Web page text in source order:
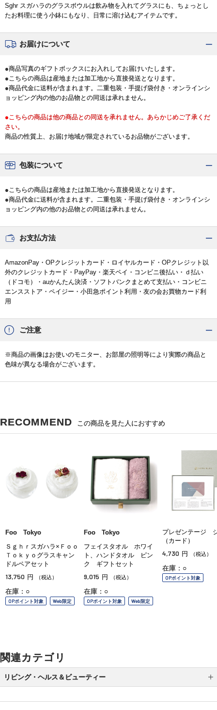
Sghr スガハラのグラスボウルは飲み物を入れてグラスにも、ちょっとし
たお料理に使う小鉢にもなり、日常に溶け込むアイテムです。
お届けについて
●商品写真のギフトボックスにお入れしてお届けいたします。
●こちらの商品は産地または加工地から直接発送となります。
●商品代金に送料が含まれます。二重包装・手提げ袋付き・オンラインシ
ョッピング内の他のお品物との同送は承れません。
●こちらの商品は他の商品との同送を承れません。あらかじめご了承くだ
さい。
商品の性質上、お届け地域が限定されているお品物がございます。
包装について
●こちらの商品は産地または加工地から直接発送となります。
●商品代金に送料が含まれます。二重包装・手提げ袋付き・オンラインシ
ョッピング内の他のお品物との同送は承れません。
お支払方法
AmazonPay・OPクレジットカード・ロイヤルカード・OPクレジット以
外のクレジットカード・PayPay・楽天ペイ・コンビニ後払い・ｄ払い
（ドコモ）・auかんたん決済・ソフトバンクまとめて支払い・コンビニ
エンスストア・ペイジー・小田急ポイント利用・友の会お買物カード利
用
ご注意
※商品の画像はお使いのモニター、お部屋の照明等により実際の商品と
色味が異なる場合がございます。
RECOMMEND この商品を見た人におすすめ
Foo Tokyo
Ｓｇｈｒスガハラ×Ｆｏｏ
Ｔｏｋｙｏグラスキャン
ドルペアセット
13,750 円 （税込）
在庫：○
OPポイント対象 Web限定
Foo Tokyo
フェイスタオル ホワイ
ト、ハンドタオル ピン
ク ギフトセット
9,015 円 （税込）
在庫：○
OPポイント対象 Web限定
プレゼンテージ
（カード）
4,730 円 （税込）
在庫：○
OPポイント対象
関連カテゴリ
リビング・ヘルス＆ビューティー